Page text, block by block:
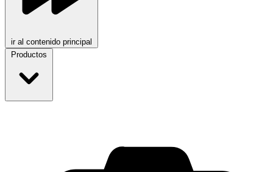
ir al contenido principal
Productos